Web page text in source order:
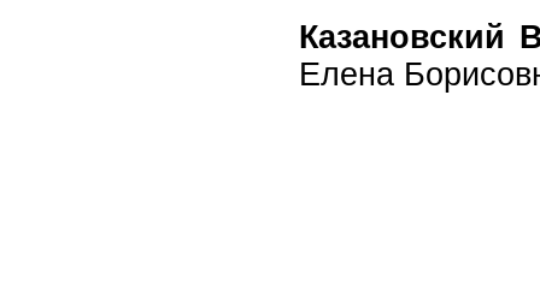
Казановский
Елена